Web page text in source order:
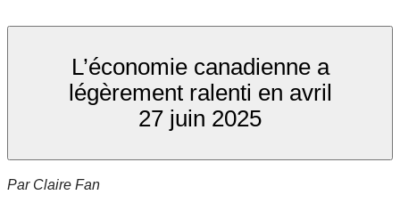
L’économie canadienne a
légèrement ralenti en avril
27 juin 2025
Par Claire Fan